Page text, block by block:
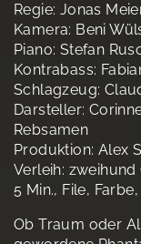
Regie: Jonas
Kamera: Beni
Piano: Stefan
Kontrabass:
Schlagzeug:
Darsteller:
Rebsamen
Produktion: Alex
Verleih: zweihund
5 Min., File,
Ob Traum oder